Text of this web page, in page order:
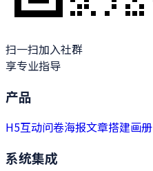
扫一扫加入社群
享专业指导
产品
H5互动问卷海报文章搭建画册
系统集成